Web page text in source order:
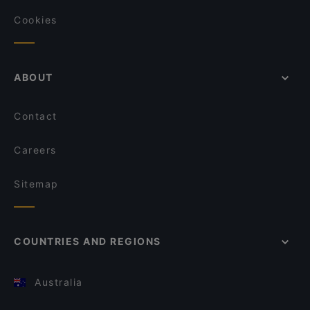
Cookies
ABOUT
Contact
Careers
Sitemap
COUNTRIES AND REGIONS
Australia